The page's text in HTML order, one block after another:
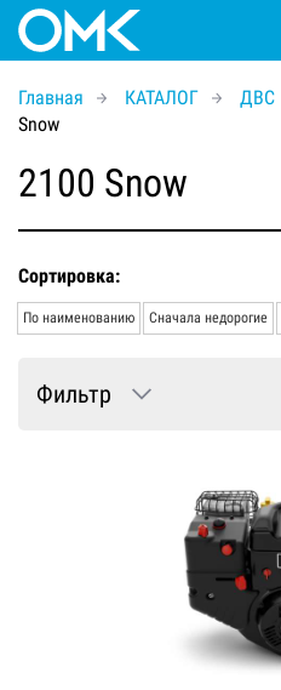
Главная КАТАЛОГ ДВС
Snow
2100 Snow
Сортировка:
По наименованию Сначала недорогие
Фильтр